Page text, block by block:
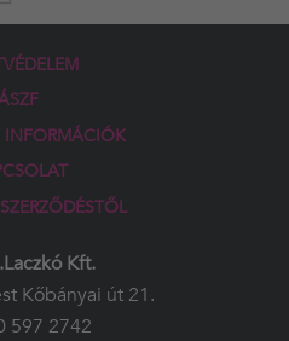
INFORMÁCIÓK
Kft.
Kőbányai út 21.
597 2742